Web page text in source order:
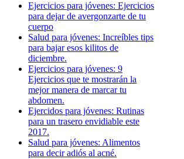
Ejercicios para jóvenes: Ejercicios
para dejar de avergonzarte de tu
cuerpo
Salud para jóvenes: Increíbles tips
para bajar esos kilitos de
diciembre.
Ejercicios para jóvenes: 9
Ejercicios que te mostrarán la
mejor manera de marcar tu
abdomen.
Ejercidos para jóvenes: Rutinas
para un trasero envidiable este
2017.
Salud para jóvenes: Alimentos
para decir adiós al acné.